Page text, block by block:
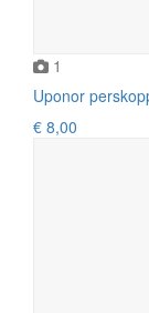
1
Uponor
€ 8,00